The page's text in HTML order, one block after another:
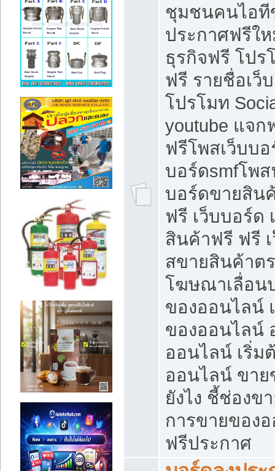
ชุมชนคนไอที
ประกาศฟรีใ
ธุรกิจฟรี โป
ฟรี รายชื่อเว็
โปรโมท
youtube แจก
ฟรีโพสเว็บบอ
บอร์ดsmfโพ
บอร์ดขายสิน
ฟรี เว็บบอร์ด
สินค้าฟรี ฟรี
สขายสินค้าต
โฆษณาเลื่อน
ของออนไลน์
ของออนไลน์
ออนไลน์ เริ่ม
ออนไลน์ ขาย
ยังไง ชี้ช่องข
การขายของ
ฟรีประกาศ